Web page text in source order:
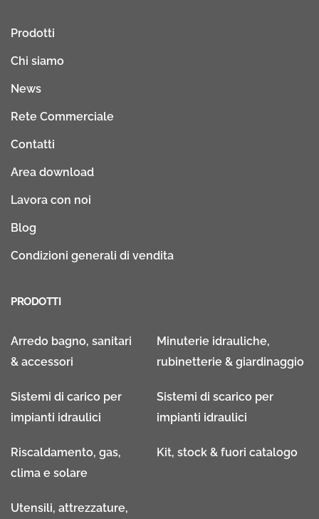
Prodotti
Chi siamo
News
Rete Commerciale
Contatti
Area download
Lavora con noi
Blog
Condizioni generali di vendita
PRODOTTI
Arredo bagno, sanitari
& accessori
Minuterie idrauliche,
rubinetterie & giardinaggio
Sistemi di carico per
impianti idraulici
Sistemi di scarico per
impianti idraulici
Riscaldamento, gas,
clima e solare
Kit, stock & fuori catalogo
Utensili, attrezzature,